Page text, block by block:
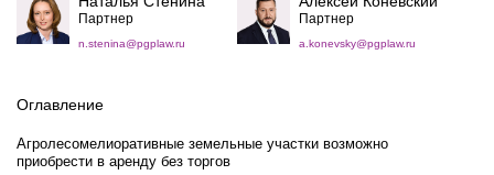
Партнер
n.stenina@pgplaw.ru
Партнер
a.konevsky@pgplaw.ru
Оглавление
Агролесомелиоративные земельные участки возможно
приобрести в аренду без торгов